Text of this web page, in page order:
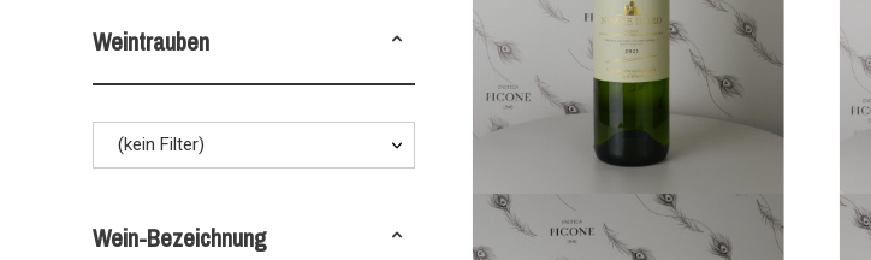
Weintrauben
(kein Filter)
Wein-Bezeichnung